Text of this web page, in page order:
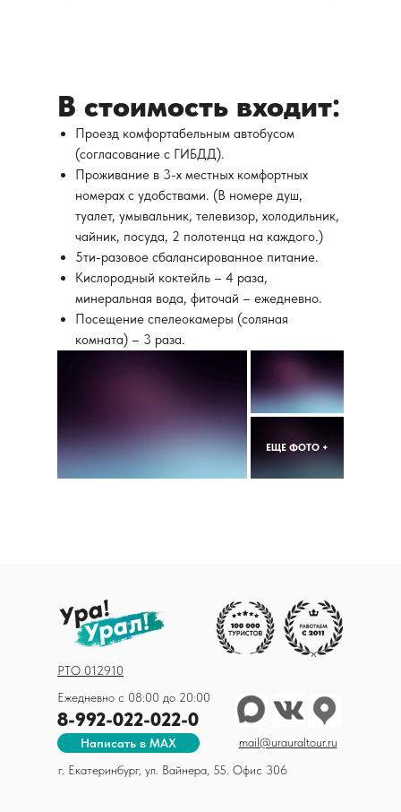
В стоимость входит:
Проезд комфортабельным автобусом
(согласование с ГИБДД).
Проживание в 3-х местных комфортных
номерах с удобствами. (В номере душ,
туалет, умывальник, телевизор, холодильник,
чайник, посуда, 2 полотенца на каждого.)
5ти-разовое сбалансированное питание.
Кислородный коктейль – 4 раза,
минеральная вода, фиточай – ежедневно.
Посещение спелеокамеры (соляная
комната) – 3 раза.
ЕЩЕ ФОТО +
г. Екатеринбург, ул. Вайнера, 55. Офис 306
Ежедневно с 08:00 до 20:00
8-992-022-022-0
РТО 012910
mail@urauraltour.ru
Написать в MAX